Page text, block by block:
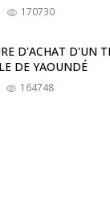
170730
D'ACHAT D'UN
DE YAOUNDÉ
164748